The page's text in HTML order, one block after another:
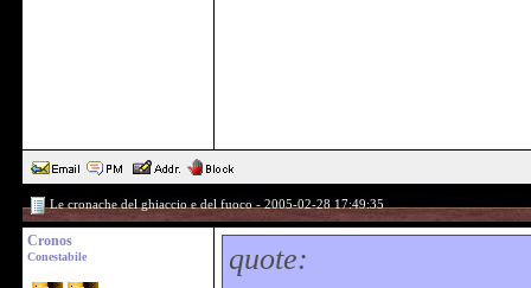
Le cronache del ghiaccio e del fuoco - 2005-02-28 17:49:35
Cronos
Conestabile quote: